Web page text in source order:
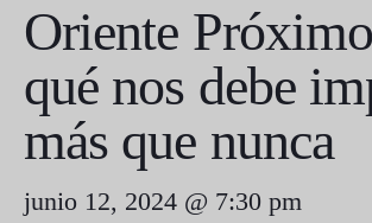
Oriente
qué nos debe
más que nunca
junio 12, 2024 @ 7:30 pm